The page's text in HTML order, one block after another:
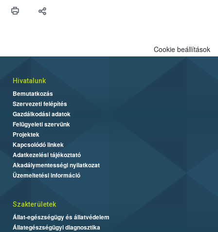
felhasználók számára is elérhető és ökológiai termesztésben is
Cookie beállítások
Hivatalunk
Bemutatkozás
Szervezeti felépítés
Gazdálkodási adatok
Felügyeleti szervünk
Projektek
Kapcsolódó linkek
Adatkezelési tájékoztató
Akadálymentességi nyilatkozat
Üzemeltetési információ
Szakterületek
Állat-egészségügy és állatvédelem
Állategészségügyi diagnosztika